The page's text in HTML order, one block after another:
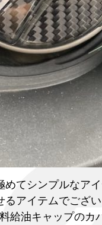
てシンプルなア
アイテムでござい
給油キャップの